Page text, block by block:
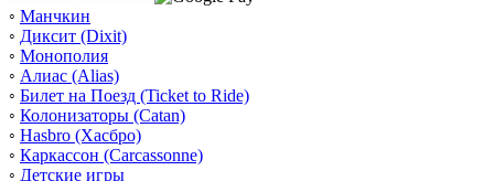
◦ Манчкин
◦ Диксит (Dixit)
◦ Монополия
◦ Алиас (Alias)
◦ Билет на Поезд (Ticket to Ride)
◦ Колонизаторы (Catan)
◦ Hasbro (Хасбро)
◦ Каркассон (Carcassonne)
◦ Детские игры